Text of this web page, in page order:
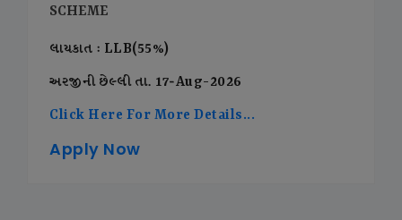
SCHEME
લાયકાત : LLB(55%)
અરજીની છેલ્લી તા. 17-Aug-2026
Click Here For More Details...
Apply Now